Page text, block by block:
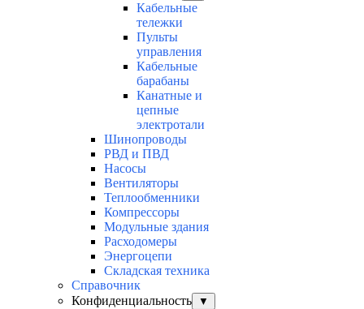
Кабельные
тележки
Пульты
управления
Кабельные
барабаны
Канатные и
цепные
электротали
Шинопроводы
РВД и ПВД
Насосы
Вентиляторы
Теплообменники
Компрессоры
Модульные здания
Расходомеры
Энергоцепи
Складская техника
Справочник
Конфиденциальность
▼